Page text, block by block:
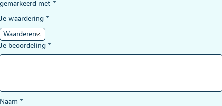
gemarkeerd met *
Je waardering *
Je beoordeling *
Naam *